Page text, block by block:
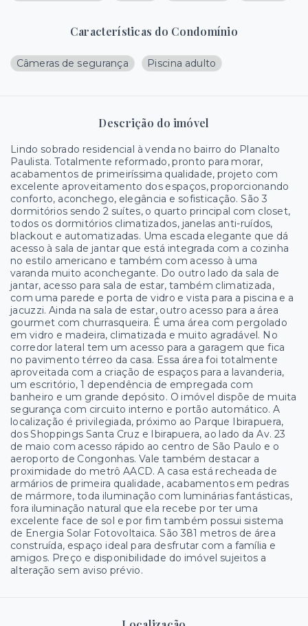
Características do Condomínio
Câmeras de segurança Piscina adulto
Descrição do imóvel
Lindo sobrado residencial à venda no bairro do Planalto
Paulista. Totalmente reformado, pronto para morar,
acabamentos de primeiríssima qualidade, projeto com
excelente aproveitamento dos espaços, proporcionando
conforto, aconchego, elegância e sofisticação. São 3
dormitórios sendo 2 suítes, o quarto principal com closet,
todos os dormitórios climatizados, janelas anti-ruídos,
blackout e automatizadas. Uma escada elegante que dá
acesso à sala de jantar que está integrada com a cozinha
no estilo americano e também com acesso à uma
varanda muito aconchegante. Do outro lado da sala de
jantar, acesso para sala de estar, também climatizada,
com uma parede e porta de vidro e vista para a piscina e a
jacuzzi. Ainda na sala de estar, outro acesso para a área
gourmet com churrasqueira. É uma área com pergolado
em vidro e madeira, climatizada e muito agradável. No
corredor lateral tem um acesso para a garagem que fica
no pavimento térreo da casa. Essa área foi totalmente
aproveitada com a criação de espaços para a lavanderia,
um escritório, 1 dependência de empregada com
banheiro e um grande depósito. O imóvel dispõe de muita
segurança com circuito interno e portão automático. A
localização é privilegiada, próximo ao Parque Ibirapuera,
dos Shoppings Santa Cruz e Ibirapuera, ao lado da Av. 23
de maio com acesso rápido ao centro de São Paulo e o
aeroporto de Congonhas. Vale também destacar a
proximidade do metrô AACD. A casa está recheada de
armários de primeira qualidade, acabamentos em pedras
de mármore, toda iluminação com luminárias fantásticas,
fora iluminação natural que ela recebe por ter uma
excelente face de sol e por fim também possui sistema
de Energia Solar Fotovoltaica. São 381 metros de área
construída, espaço ideal para desfrutar com a família e
amigos. Preço e disponibilidade do imóvel sujeitos a
alteração sem aviso prévio.